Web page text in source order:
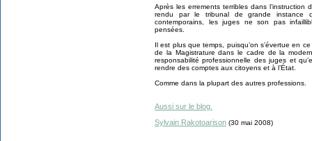
Après les errements terribles dans
rendu par le tribunal de grande instance
contemporains, les juges ne son pas
pensées.
Il est plus que temps, puisqu’on s’évertue en
de la Magistrature dans le cadre de la
responsabilité professionnelle des juges et
rendre des comptes aux citoyens et à l’État.
Comme dans la plupart des autres professions.
Aussi sur le blog.
Sylvain Rakotoarison (30 mai 2008)